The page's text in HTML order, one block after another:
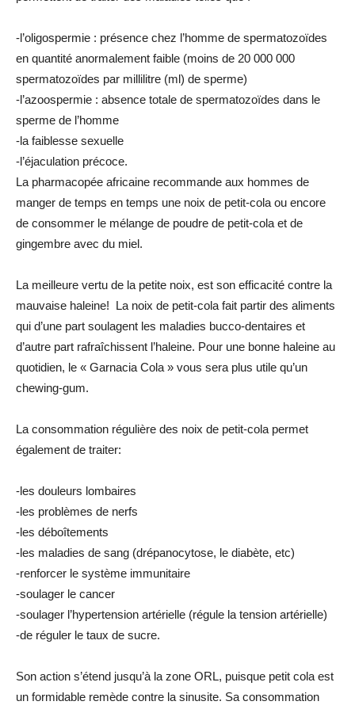
-l’oligospermie : présence chez l’homme de spermatozoïdes
en quantité anormalement faible (moins de 20 000 000
spermatozoïdes par millilitre (ml) de sperme)
-l’azoospermie : absence totale de spermatozoïdes dans le
sperme de l’homme
-la faiblesse sexuelle
-l’éjaculation précoce.
La pharmacopée africaine recommande aux hommes de
manger de temps en temps une noix de petit-cola ou encore
de consommer le mélange de poudre de petit-cola et de
gingembre avec du miel.
La meilleure vertu de la petite noix, est son efficacité contre la
mauvaise haleine! La noix de petit-cola fait partir des aliments
qui d’une part soulagent les maladies bucco-dentaires et
d’autre part rafraîchissent l’haleine. Pour une bonne haleine au
quotidien, le « Garnacia Cola » vous sera plus utile qu’un
chewing-gum.
La consommation régulière des noix de petit-cola permet
également de traiter:
-les douleurs lombaires
-les problèmes de nerfs
-les déboîtements
-les maladies de sang (drépanocytose, le diabète, etc)
-renforcer le système immunitaire
-soulager le cancer
-soulager l’hypertension artérielle (régule la tension artérielle)
-de réguler le taux de sucre.
Son action s’étend jusqu’à la zone ORL, puisque petit cola est
un formidable remède contre la sinusite. Sa consommation